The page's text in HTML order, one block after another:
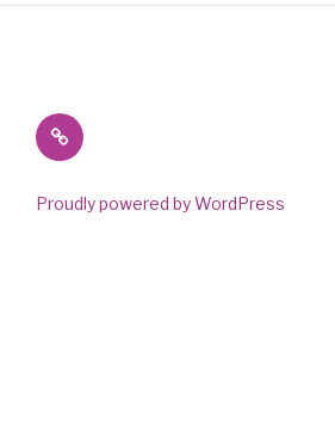
Ny
hemsida!
Proudly powered by WordPress